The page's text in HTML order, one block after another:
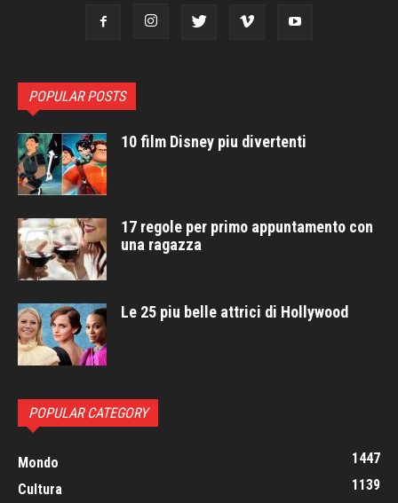
POPULAR POSTS
10 film Disney piu divertenti
17 regole per primo appuntamento con
una ragazza
Le 25 piu belle attrici di Hollywood
POPULAR CATEGORY
Mondo
1447
Cultura
1139